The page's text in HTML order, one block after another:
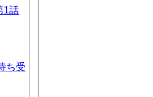
1話
ち受